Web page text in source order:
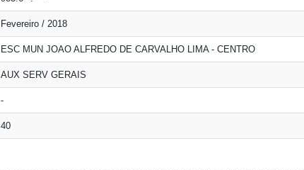
Fevereiro / 2018
ESC MUN JOAO ALFREDO DE CARVALHO LIMA - CENTRO
AUX SERV GERAIS
-
40